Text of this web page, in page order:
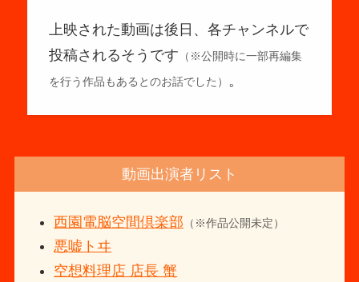
上映された動画は後日、各チャンネルで
投稿されるそうです （※公開時に一部再編集
を行う作品もあるとのお話でした） 。
動画出演者リスト
西園電脳空間倶楽部 （※作品公開未定）
悪嘘トヰ
空想料理店 店長 蟹